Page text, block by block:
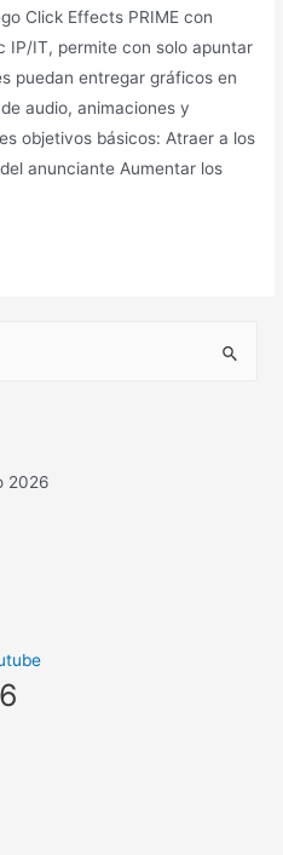
Click Effects PRIME con
IP/IT, permite con solo apuntar
puedan entregar gráficos en
audio, animaciones y
objetivos básicos: Atraer a los
anunciante Aumentar los
2026